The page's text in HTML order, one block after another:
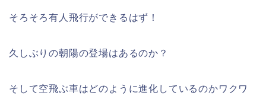
そろそろ有人飛行ができるはず！
久しぶりの朝陽の登場はあるのか？
そして空飛ぶ車はどのように進化しているのかワクワ